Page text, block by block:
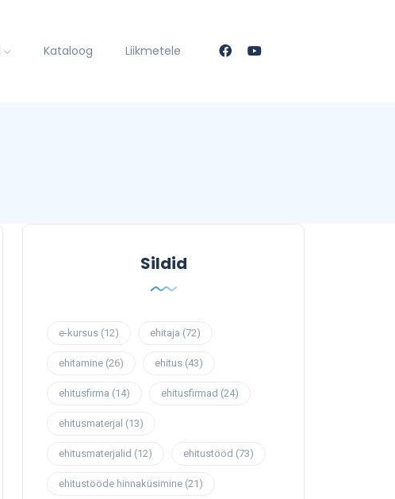
Kataloog Liikmetele
Sildid
e-kursus (12) ehitaja (72)
ehitamine (26) ehitus (43)
ehitusfirma (14) ehitusfirmad (24)
ehitusmaterjal (13)
ehitusmaterjalid (12) ehitustööd (73)
ehitustööde hinnaküsimine (21)